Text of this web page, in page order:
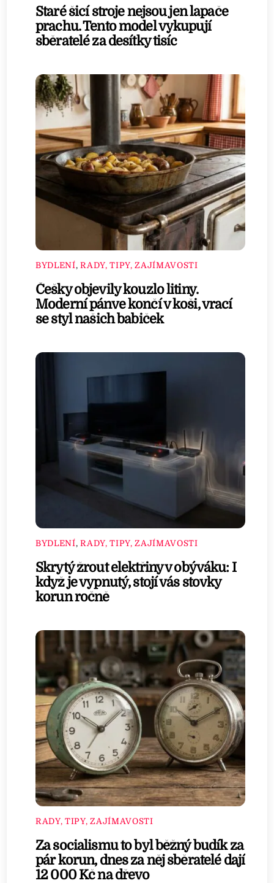
Staré šicí stroje nejsou jen lapače
prachu. Tento model vykupují
sběratelé za desítky tisíc
BYDLENÍ,RADY, TIPY, ZAJÍMAVOSTI
Češky objevily kouzlo litiny.
Moderní pánve končí v koši, vrací
se styl našich babiček
BYDLENÍ,RADY, TIPY, ZAJÍMAVOSTI
Skrytý žrout elektřiny v obýváku: I
když je vypnutý, stojí vás stovky
korun ročně
RADY, TIPY, ZAJÍMAVOSTI
Za socialismu to byl běžný budík za
pár korun, dnes za něj sběratelé dají
12 000 Kč na dřevo